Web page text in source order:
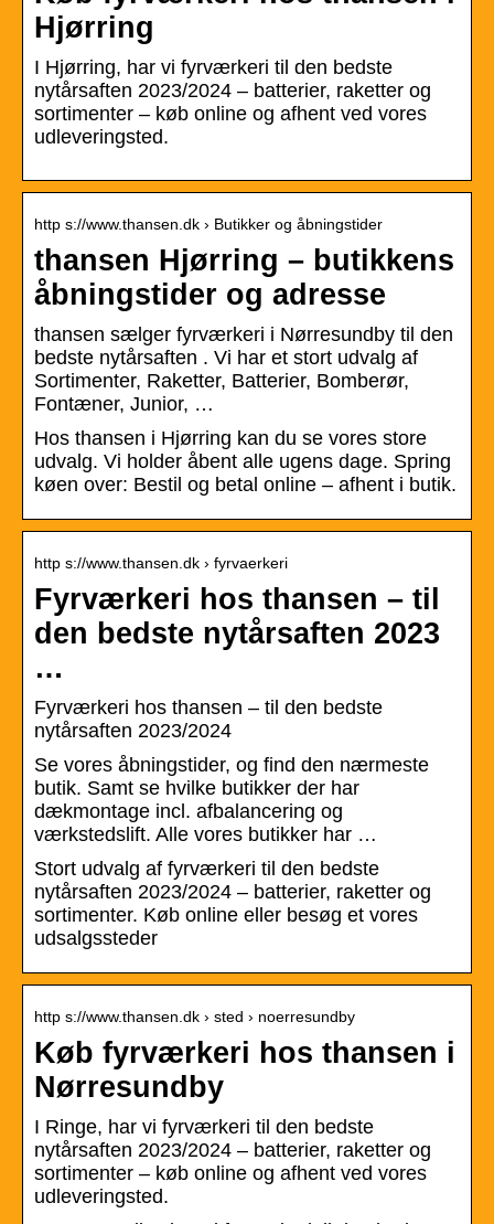
Hjørring
I Hjørring, har vi fyrværkeri til den bedste
nytårsaften 2023/2024 – batterier, raketter og
sortimenter – køb online og afhent ved vores
udleveringsted.
http s://www.thansen.dk › Butikker og åbningstider
thansen Hjørring – butikkens
åbningstider og adresse
thansen sælger fyrværkeri i Nørresundby til den
bedste nytårsaften . Vi har et stort udvalg af
Sortimenter, Raketter, Batterier, Bomberør,
Fontæner, Junior, …
Hos thansen i Hjørring kan du se vores store
udvalg. Vi holder åbent alle ugens dage. Spring
køen over: Bestil og betal online – afhent i butik.
http s://www.thansen.dk › fyrvaerkeri
Fyrværkeri hos thansen – til
den bedste nytårsaften 2023
…
Fyrværkeri hos thansen – til den bedste
nytårsaften 2023/2024
Se vores åbningstider, og find den nærmeste
butik. Samt se hvilke butikker der har
dækmontage incl. afbalancering og
værkstedslift. Alle vores butikker har …
Stort udvalg af fyrværkeri til den bedste
nytårsaften 2023/2024 – batterier, raketter og
sortimenter. Køb online eller besøg et vores
udsalgssteder
http s://www.thansen.dk › sted › noerresundby
Køb fyrværkeri hos thansen i
Nørresundby
I Ringe, har vi fyrværkeri til den bedste
nytårsaften 2023/2024 – batterier, raketter og
sortimenter – køb online og afhent ved vores
udleveringsted.